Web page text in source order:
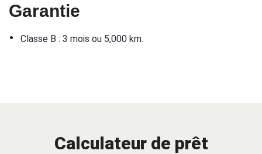
Garantie
• Classe B : 3 mois ou 5,000 km.
Calculateur de prêt